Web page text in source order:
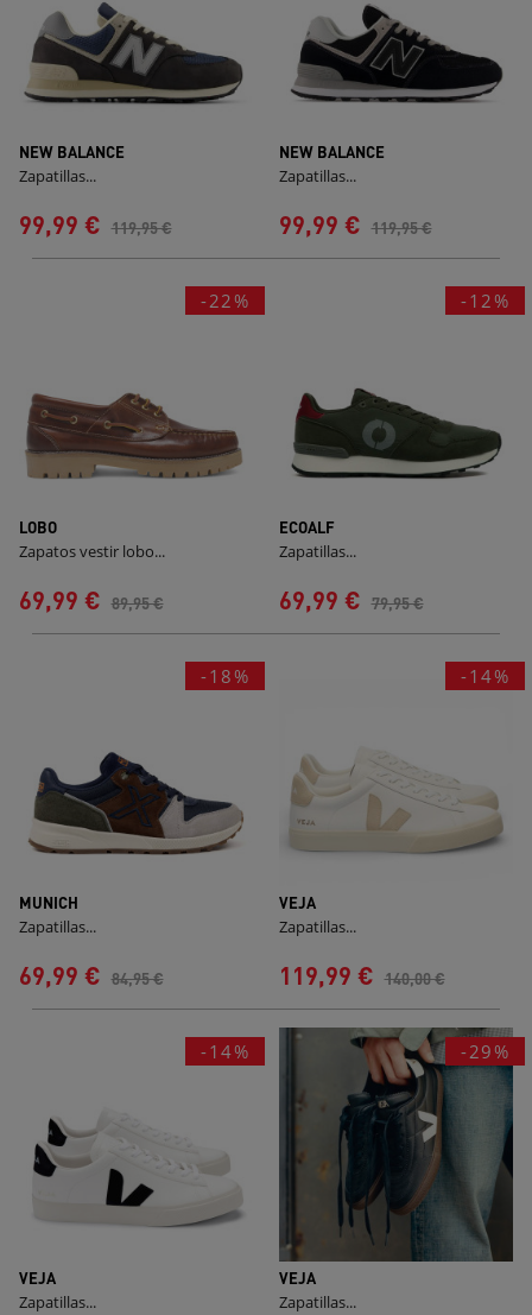
NEW BALANCE
Zapatillas...
99,99 € 119,95 €
NEW BALANCE
Zapatillas...
99,99 € 119,95 €
-22%
LOBO
Zapatos vestir lobo...
69,99 € 89,95 €
-12%
ECOALF
Zapatillas...
69,99 € 79,95 €
-18%
MUNICH
Zapatillas...
69,99 € 84,95 €
-14%
VEJA
Zapatillas...
119,99 € 140,00 €
-14%
VEJA
Zapatillas...
-29%
VEJA
Zapatillas...